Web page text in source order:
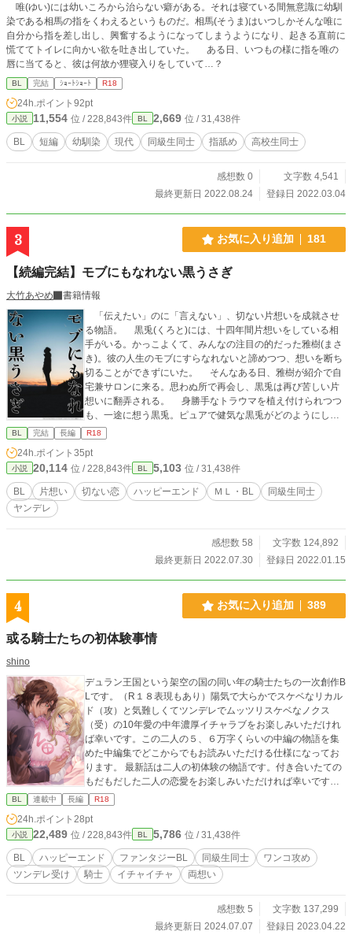
唯(ゆい)には幼いころから治らない癖がある。それは寝ている間無意識に幼馴
染である相馬の指をくわえるというものだ。相馬(そうま)はいつしかそんな唯に
自分から指を差し出し、興奮するようになってしまうようになり、起きる直前に
慌ててトイレに向かい欲を吐き出していた。 ある日、いつもの様に指を唯の
唇に当てると、彼は何故か狸寝入りをしていて…？
BL 完結 ｼｮｰﾄｼｮｰﾄ R18
24h.ポイント 92pt
小説 11,554 位 / 228,843件 BL 2,669 位 / 31,438件
BL 短編 幼馴染 現代 同級生同士 指舐め 高校生同士
感想数 0
文字数 4,541
最終更新日 2022.08.24
登録日 2022.03.04
3 お気に入り追加 181
【続編完結】モブにもなれない黒うさぎ
大竹あやめ
書籍情報
「伝えたい」のに「言えない」、切ない片想いを成就させ
る物語。 黒兎(くろと)には、十四年間片想いをしている相
手がいる。かっこよくて、みんなの注目の的だった雅樹(まさ
き)。彼の人生のモブにすらなれないと諦めつつ、想いを断ち
切ることができずにいた。 そんなある日、雅樹が紹介で自
宅兼サロンに来る。思わぬ所で再会し、黒兎は再び苦しい片
想いに翻弄される。 身勝手なトラウマを植え付けられつつ
も、一途に想う黒兎。ピュアで健気な黒兎がどのようにして
両想いになるのか……涙なしでは読めない、大人の恋愛スト
ーリー。 続編『壊すなら、貴方の手で』は、二人が付き合
い始めて二ヶ月後のお話です。 この作品は、ムーンライト
ノベルズ、fujossy、エブリスタ、カクヨム（R15）にも掲載
しています。
BL 完結 長編 R18
24h.ポイント 35pt
小説 20,114 位 / 228,843件 BL 5,103 位 / 31,438件
BL 片想い 切ない恋 ハッピーエンド ＭＬ・BL
同級生同士
ヤンデレ
感想数 58
文字数 124,892
最終更新日 2022.07.30
登録日 2022.01.15
4 お気に入り追加 389
或る騎士たちの初体験事情
shino
デュラン王国という架空の国の同い年の騎士たちの一次創作B
Lです。（R１８表現もあり）陽気で大らかでスケベなリカル
ド（攻）と気難しくてツンデレでムッツリスケベなノクス
（受）の10年愛の中年濃厚イチャラブをお楽しみいただけれ
ば幸いです。この二人の５、６万字くらいの中編の物語を集
めた中編集でどこからでもお読みいただける仕様になってお
ります。 最新話は二人の初体験の物語です。付き合いたての
もだもだした二人の恋愛をお楽しみいただければ幸いです。
中世ヨーロッパ風の世界観ですがあくまで「風」なので細か
い事への突っ込みはご遠慮ください。 小説初心者なので稚拙
な部分もあると思いますが、もしちょっとでもいいなと思っ
たら、いいね、ブクマ、ご感想をいただけると死ぬほどうれ
しいです…！これからの創作の活力にもなりますので何卒宜
しくお願い致します！ 表紙イラスト：おり様（@ori_e_kak
u） ※注※ 結婚事情の6話目の結婚式のシーンと結婚初夜のシ
ストからインスピレーションを受けて書かせていただきまし
た！（鮭様より掲載許可はいただいております） 鮭様、素晴
BL 連載中 長編 R18
24h.ポイント 28pt
小説 22,489 位 / 228,843件 BL 5,786 位 / 31,438件
BL ハッピーエンド ファンタジーBL 同級生同士
ワンコ攻め
ツンデレ受け
騎士 イチャイチャ 両想い
感想数 5
文字数 137,299
最終更新日 2024.07.07
登録日 2023.04.22